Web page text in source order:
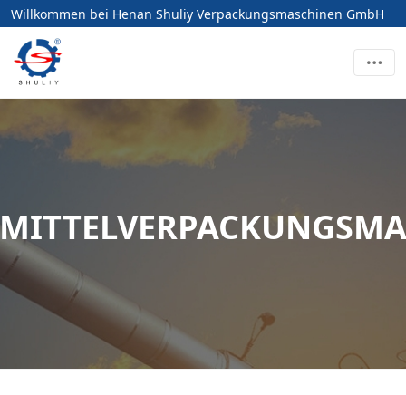
Willkommen bei Henan Shuliy Verpackungsmaschinen GmbH